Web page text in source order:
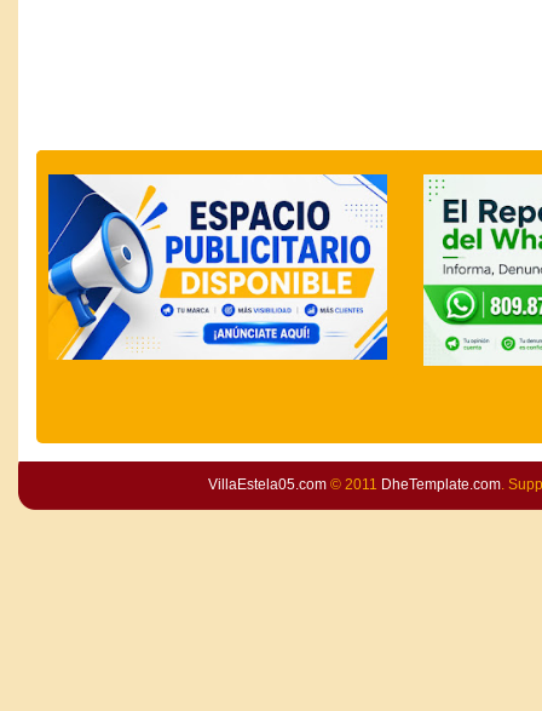
VillaEstela05.com© 2011 DheTemplate.com.